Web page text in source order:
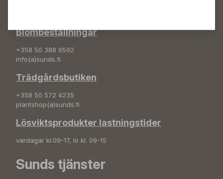
Blombeställningar
+358 50 388 9592
info(a)sunds.fi
Trädgårdsbutiken
+358 50 572 4235
plantshop(a)sunds.fi
Lösviktsprodukter lastningstider
vardagar kl.09-17, lö kl. 09-15
Sunds tjänster